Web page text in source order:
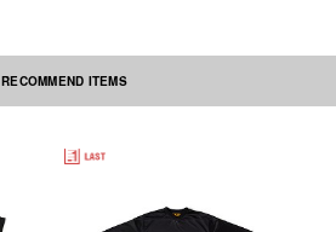
RECOMMEND ITEMS